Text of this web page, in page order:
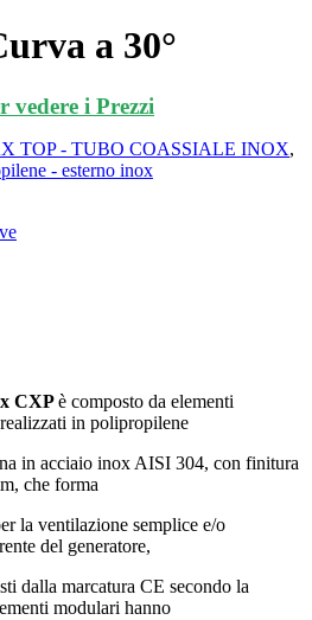
a 30°
vedere i Prezzi
TOP - TUBO COASSIALE INOX,
- esterno inox
CXPè composto da elementi
in polipropilene
in acciaio inox AISI 304, con finitura
che forma
la ventilazione semplice e/o
del generatore,
dalla marcatura CE secondo la
modulari hanno